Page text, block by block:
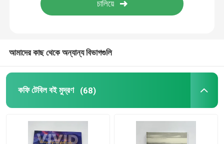
কাস্টম বাইবেল মুদ্রণ
উপহার প্যাকেজিং বক্স
আমাদের কাছ থেকে অন্যান্য বিভাগগুলি
কফি টেবিল বই মুদ্রণ (68)